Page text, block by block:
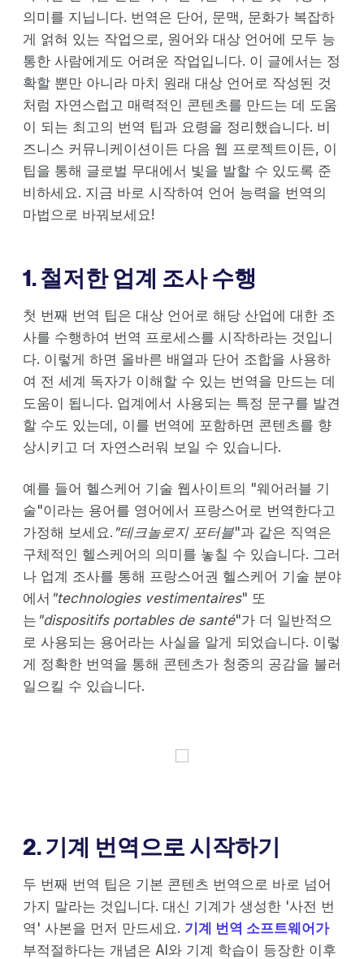
의미를 지닙니다. 번역은 단어, 문맥, 문화가 복잡하
게 얽혀 있는 작업으로, 원어와 대상 언어에 모두 능
통한 사람에게도 어려운 작업입니다. 이 글에서는 정
확할 뿐만 아니라 마치 원래 대상 언어로 작성된 것
처럼 자연스럽고 매력적인 콘텐츠를 만드는 데 도움
이 되는 최고의 번역 팁과 요령을 정리했습니다. 비
즈니스 커뮤니케이션이든 다음 웹 프로젝트이든, 이
팁을 통해 글로벌 무대에서 빛을 발할 수 있도록 준
비하세요. 지금 바로 시작하여 언어 능력을 번역의
마법으로 바꿔보세요!
1. 철저한 업계 조사 수행
첫 번째 번역 팁은 대상 언어로 해당 산업에 대한 조
사를 수행하여 번역 프로세스를 시작하라는 것입니
다. 이렇게 하면 올바른 배열과 단어 조합을 사용하
여 전 세계 독자가 이해할 수 있는 번역을 만드는 데
도움이 됩니다. 업계에서 사용되는 특정 문구를 발견
할 수도 있는데, 이를 번역에 포함하면 콘텐츠를 향
상시키고 더 자연스러워 보일 수 있습니다.
예를 들어 헬스케어 기술 웹사이트의 "웨어러블 기
술"이라는 용어를 영어에서 프랑스어로 번역한다고
가정해 보세요. "테크놀로지 포터블"과 같은 직역은
구체적인 헬스케어의 의미를 놓칠 수 있습니다. 그러
나 업계 조사를 통해 프랑스어권 헬스케어 기술 분야
에서 "technologies vestimentaires" 또
는 "dispositifs portables de santé"가 더 일반적으
로 사용되는 용어라는 사실을 알게 되었습니다. 이렇
게 정확한 번역을 통해 콘텐츠가 청중의 공감을 불러
일으킬 수 있습니다.
2. 기계 번역으로 시작하기
두 번째 번역 팁은 기본 콘텐츠 번역으로 바로 넘어
가지 말라는 것입니다. 대신 기계가 생성한 '사전 번
역' 사본을 먼저 만드세요. 기계 번역 소프트웨어가
부적절하다는 개념은 AI와 기계 학습이 등장한 이후